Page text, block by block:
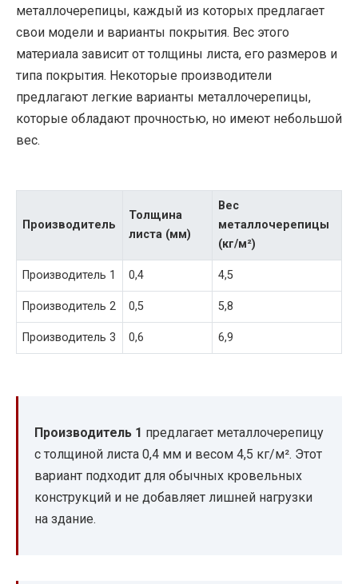
металлочерепицы, каждый из которых предлагает
свои модели и варианты покрытия. Вес этого
материала зависит от толщины листа, его размеров и
типа покрытия. Некоторые производители
предлагают легкие варианты металлочерепицы,
которые обладают прочностью, но имеют небольшой
вес.
Производитель
Толщина
листа (мм)
Вес
металлочерепицы
(кг/м²)
Производитель 1 0,4 4,5
Производитель 2 0,5 5,8
Производитель 3 0,6 6,9
Производитель 1 предлагает металлочерепицу
с толщиной листа 0,4 мм и весом 4,5 кг/м². Этот
вариант подходит для обычных кровельных
конструкций и не добавляет лишней нагрузки
на здание.